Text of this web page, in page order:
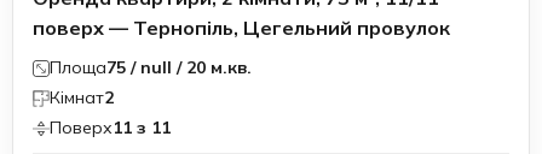
поверх — Тернопіль, Цегельний провулок
Площа75 / null / 20 м.кв.
Кімнат2
Поверх11 з 11